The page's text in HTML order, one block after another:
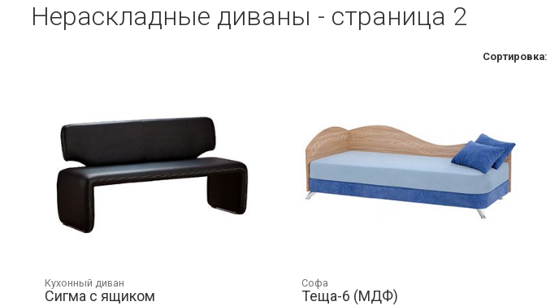
Нераскладные диваны - страница 2
Сортировка:
Кухонный диван
Сигма с ящиком
Софа
Теща-6 (МДФ)